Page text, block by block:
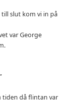
slut kom vi in på
var George
tiden då flintan var